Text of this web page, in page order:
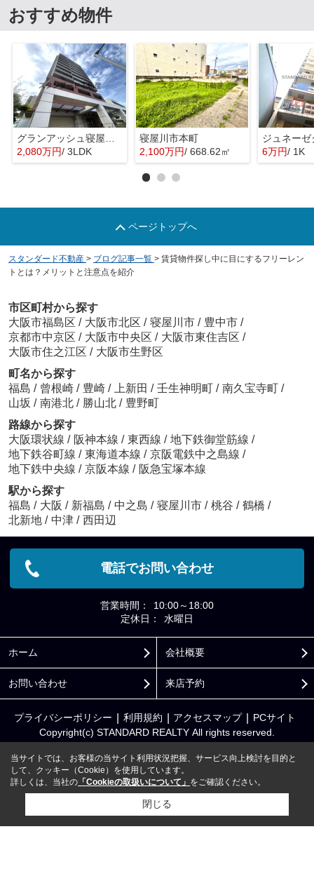
おすすめ物件
グランアッシュ寝屋川シティノースリッジ
2,080万円/ 3LDK
寝屋川市本町
2,100万円/ 668.62㎡ 6万円/ 1K
ページトップへ
スタンダード不動産 > ブログ記事一覧 > 賃貸物件探し中に目にするフリーレン
トとは？メリットと注意点を紹介
市区町村から探す
大阪市福島区 / 大阪市北区 / 寝屋川市 / 豊中市 /
京都市中京区 / 大阪市中央区 / 大阪市東住吉区 /
大阪市住之江区 / 大阪市生野区
町名から探す
福島 / 曾根崎 / 豊崎 / 上新田 / 壬生神明町 / 南久宝寺町 /
山坂 / 南港北 / 勝山北 / 豊野町
路線から探す
大阪環状線 / 阪神本線 / 東西線 / 地下鉄御堂筋線 /
地下鉄谷町線 / 東海道本線 / 京阪電鉄中之島線 /
地下鉄中央線 / 京阪本線 / 阪急宝塚本線
駅から探す
福島 / 大阪 / 新福島 / 中之島 / 寝屋川市 / 桃谷 / 鶴橋 /
北新地 / 中津 / 西田辺
電話でお問い合わせ
営業時間：
10:00～18:00
定休日：
水曜日
ホーム 会社概要
お問い合わせ 来店予約
プライバシーポリシー 利用規約 アクセスマップ PCサイト
Copyright(c) STANDARD REALTY All rights reserved.
当サイトでは、お客様の当サイト利用状況把握、サービス向上検討を目的と
して、クッキー（Cookie）を使用しています。
詳しくは、当社の 「Cookieの取扱いについて」 をご確認ください。
閉じる